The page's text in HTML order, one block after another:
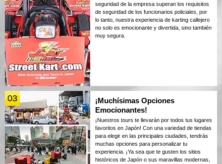
seguridad de la empresa superan los requisitos
de seguridad de los funcionarios policiales, por
lo tanto, nuestra experiencia de karting callejero
no solo es emocionante y divertida, sino también
muy segura.
03
¡Muchísimas Opciones
Emocionantes!
¡Nuestros tours te llevarán por todos tus lugares
favoritos en Japón! Con una variedad de tiendas
para elegir en las principales ciudades, tendrás
muchas opciones para personalizar tu
experiencia. ¡Ya sea que te gusten los sitios
históricos de Japón o sus maravillas modernas,